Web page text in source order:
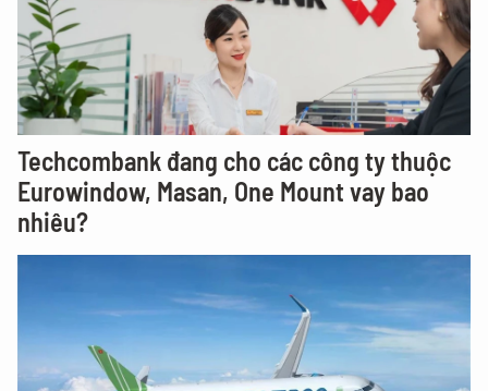
Techcombank đang cho các công ty thuộc
Eurowindow, Masan, One Mount vay bao
nhiêu?